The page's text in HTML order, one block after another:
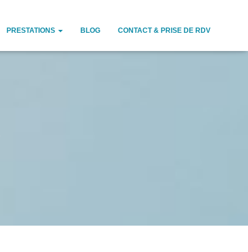
PRESTATIONS BLOG CONTACT & PRISE DE RDV